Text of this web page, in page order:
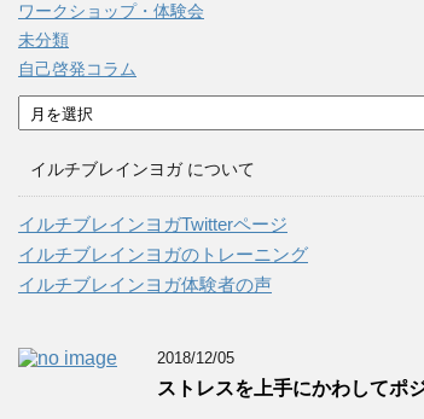
ワークショップ・体験会
未分類
自己啓発コラム
ア
ー
イルチブレインヨガ について
イルチブレインヨガTwitterページ
イルチブレインヨガのトレーニング
イルチブレインヨガ体験者の声
2018/12/05
ストレスを上手にかわしてポ